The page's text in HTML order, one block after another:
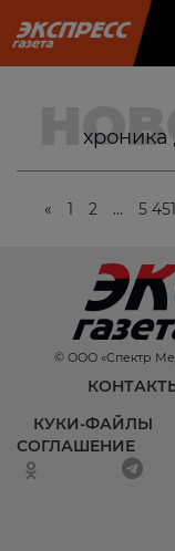
хроника
« 1 2 … 5 451
© ООО «Спектр
КУКИ-ФАЙЛЫ
СОГЛАШЕНИЕ